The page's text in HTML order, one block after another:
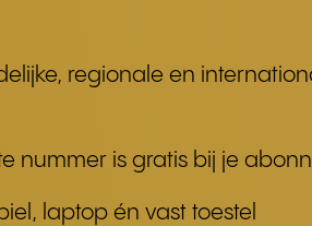
regionale en
nummer is gratis bij je
laptop én vast toestel